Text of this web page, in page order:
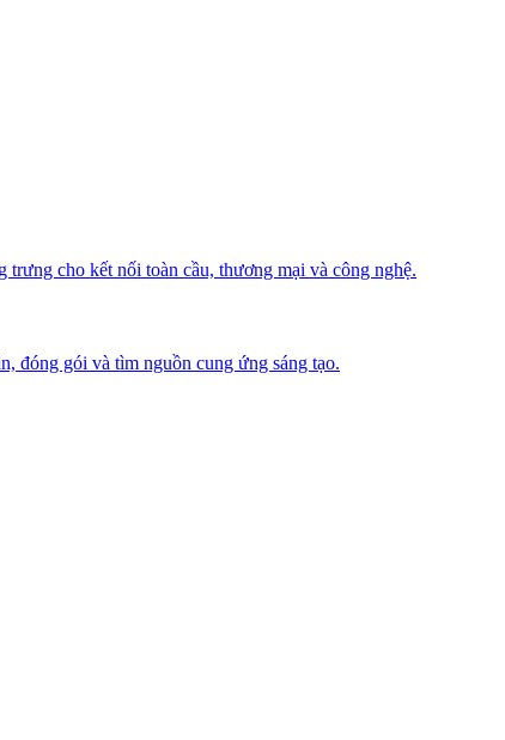
đóng gói và tìm nguồn cung ứng sáng tạo.